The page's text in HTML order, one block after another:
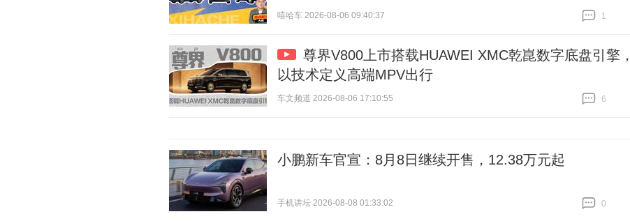
嘻哈车 2026-08-06 09:40:37
1
尊界V800上市搭载HUAWEI XMC乾崑数字底盘引擎，
以技术定义高端MPV出行
车文频道 2026-08-06 17:10:55
6
小鹏新车官宣：8月8日继续开售，12.38万元起
手机讲坛 2026-08-08 01:33:02
0